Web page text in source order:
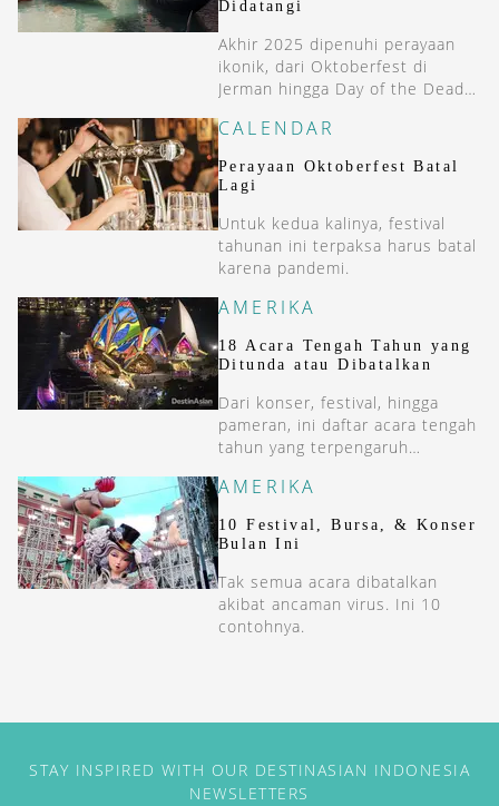
Didatangi
Akhir 2025 dipenuhi perayaan
ikonik, dari Oktoberfest di
Jerman hingga Day of the Dead
CALENDAR
Perayaan Oktoberfest Batal
Lagi
Untuk kedua kalinya, festival
tahunan ini terpaksa harus batal
karena pandemi.
AMERIKA
18 Acara Tengah Tahun yang
Ditunda atau Dibatalkan
Dari konser, festival, hingga
pameran, ini daftar acara tengah
tahun yang terpengaruh
AMERIKA
10 Festival, Bursa, & Konser
Bulan Ini
Tak semua acara dibatalkan
akibat ancaman virus. Ini 10
contohnya.
STAY INSPIRED WITH OUR DESTINASIAN INDONESIA
NEWSLETTERS